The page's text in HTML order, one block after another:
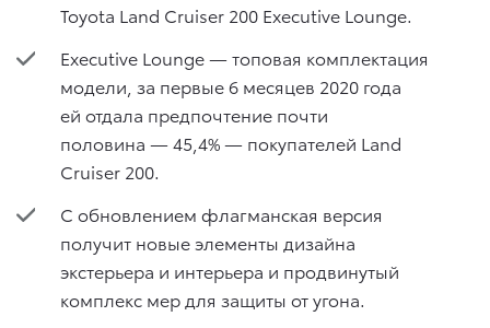
Toyota Land Cruiser 200 Executive Lounge.
Executive Lounge — топовая комплектация
модели, за первые 6 месяцев 2020 года
ей отдала предпочтение почти
половина — 45,4% — покупателей Land
Cruiser 200.
С обновлением флагманская версия
получит новые элементы дизайна
экстерьера и интерьера и продвинутый
комплекс мер для защиты от угона.